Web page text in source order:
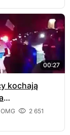
00:27
kochają
- Ostróda
2 651